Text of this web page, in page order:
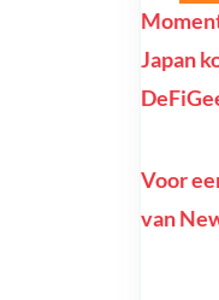
Japan
Voor
van